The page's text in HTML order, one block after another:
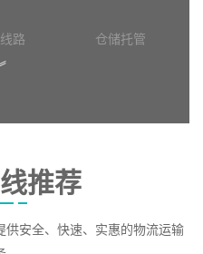
路
仓储托管
推荐
供安全、快速、实惠的物流运输